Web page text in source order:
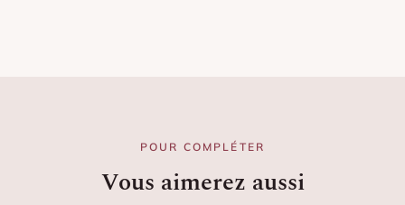
POUR COMPLÉTER
Vous aimerez aussi